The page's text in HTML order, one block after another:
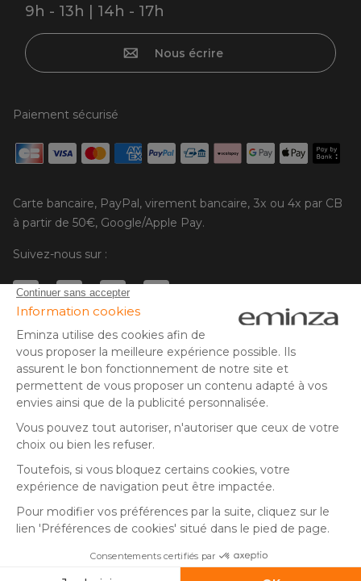
9h - 13h | 14h - 17h
Nous écrire
Paiement sécurisé
Carte bancaire, PayPal, virement bancaire, 3x ou 4x par CB
à partir de 50€, Google/Apple Pay.
Suivez-nous sur :
© Copyright 2025 Eminza | Tous droits réservés |
ESPAÑA
ITALIE
DEUTSCHLAND
NEDERLAND
DANMARK
FRA
* Vous disposez de 30 jours (à compter de la réception ou du
retrait de votre colis) pour effectuer un retour de produits et
vous faire rembourser. Hors colis volumineux
14 h (jours ouvrés - hors livraison éco)